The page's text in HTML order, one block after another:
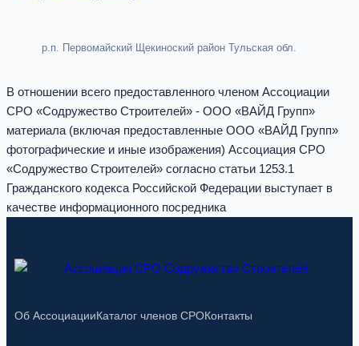
р.п. Первомайский Щекиноский район Тульская обл.
В отношении всего предоставленного членом Ассоциации
СРО «Содружество Строителей» - ООО «ВАЙД Групп»
материала (включая предоставленные ООО «ВАЙД Групп»
фотографические и иные изображения) Ассоциация СРО
«Содружество Строителей» согласно статьи 1253.1
Гражданского кодекса Российской Федерации выступает в
качестве информационного посредника
Об АссоциацииКаталог членов СРОКонтакты